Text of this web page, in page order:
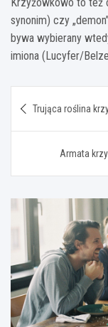
synonim) czy
bywa wybierany
imiona (Lucyfer/
wpisu
Trująca roślina
Armata